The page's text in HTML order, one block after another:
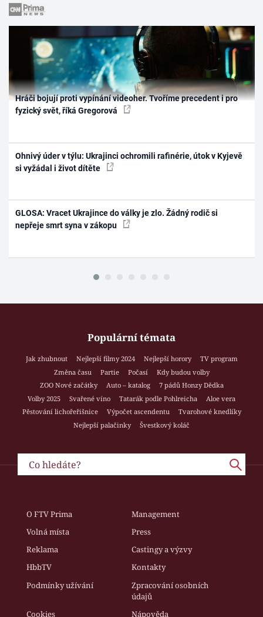
Hráči bojují proti vypínání videoher. Tvoříme precedent i pro
fyzický svět, říká Gregorová
Ohnivý úder v týlu: Ukrajinci ochromili rafinérie, útok v Kyjevě
si vyžádal i život dítěte
GLOSA: Vracet Ukrajince do války je zlo. Žádný rodič si
nepřeje smrt syna v zákopu
Populární témata
Jak zhubnout Nejlepší filmy 2024 Nejlepší horory
TV program
Změna času
Partie Počasí
Kdy budou volby
ZOO Nové začátky
Auto – katalog
7 pádů Honzy Dědka
Volby 2025
Svařené víno Tatarák podle Pohlreicha
Aloe vera
Pěstování lichořeřišnice
Výpočet ascendentu
Tvarohové knedlíky
Nejlepší palačinky
Švestkový koláč
O FTV Prima
Management
Volná místa
Press
Reklama
Castingy a výzvy
HbbTV
Kontakty
Podmínky užívání
Zpracování osobních
údajů
Cookies
Nápověda